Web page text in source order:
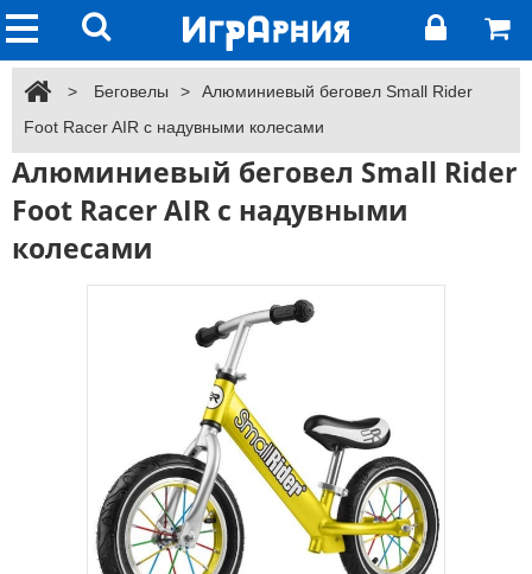
> Беговелы >
Алюминиевый беговел Small Rider
Foot Racer AIR с надувными колесами
Алюминиевый беговел Small Rider
Foot Racer AIR с надувными
колесами